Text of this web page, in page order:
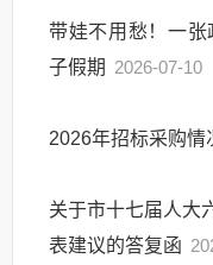
带娃不用愁！一
子假期 2026-07-10
2026年招标采购情
关于市十七届人大
表建议的答复函